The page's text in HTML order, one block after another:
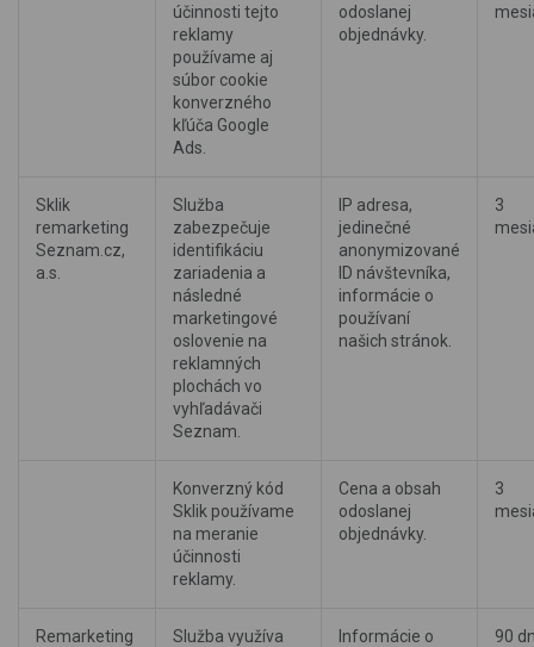
účinnosti tejto
reklamy
používame aj
súbor cookie
konverzného
kľúča Google
Ads.
odoslanej
objednávky.
Sklik
remarketing
Seznam.cz,
a.s.
Služba
zabezpečuje
identifikáciu
zariadenia a
následné
marketingové
oslovenie na
reklamných
plochách vo
vyhľadávači
Seznam.
IP adresa,
jedinečné
anonymizované
ID návštevníka,
informácie o
používaní
našich stránok.
3
Konverzný kód
Sklik používame
na meranie
účinnosti
reklamy.
Cena a obsah
odoslanej
objednávky.
3
Remarketing
Služba využíva
Informácie o
90